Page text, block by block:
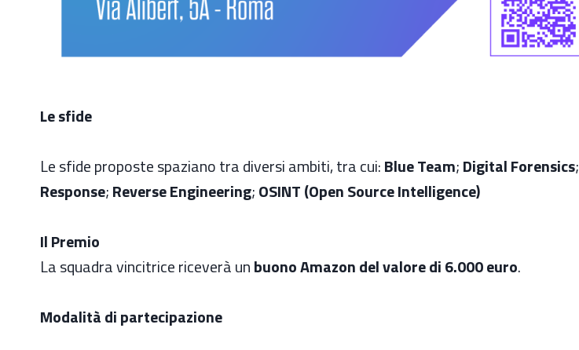
Le sfide
Le sfide proposte spaziano tra diversi ambiti, tra cui:Blue Team;Digital Forensics;
Response;Reverse Engineering;OSINT (Open Source Intelligence)
Il Premio
La squadra vincitrice riceverà unbuono Amazon del valore di 6.000 euro.
Modalità di partecipazione